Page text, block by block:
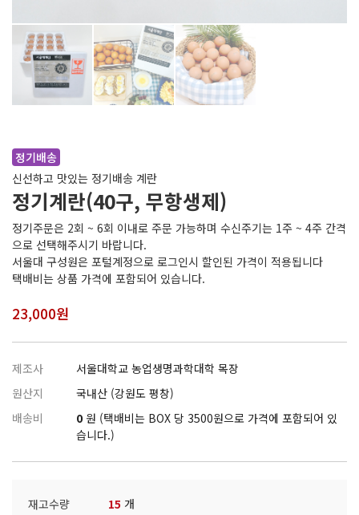
품질관리 시스템
연구/실습지원
신청내역
알림마당
공지사항
목장뉴스
목장생산품
계란(일반배송)
계란(정기배송)
정기배송
신선하고 맛있는 정기배송 계란
정기계란(40구, 무항생제)
정기주문은 2회 ~ 6회 이내로 주문 가능하며 수신주기는 1주 ~ 4주 간격
으로 선택해주시기 바랍니다.
서울대 구성원은 포털계정으로 로그인시 할인된 가격이 적용됩니다
택배비는 상품 가격에 포함되어 있습니다.
23,000원
제조사
서울대학교 농업생명과학대학 목장
원산지
국내산 (강원도 평창)
배송비
0 원 (택배비는 BOX 당 3500원으로 가격에 포함되어 있
습니다.)
재고수량 15 개